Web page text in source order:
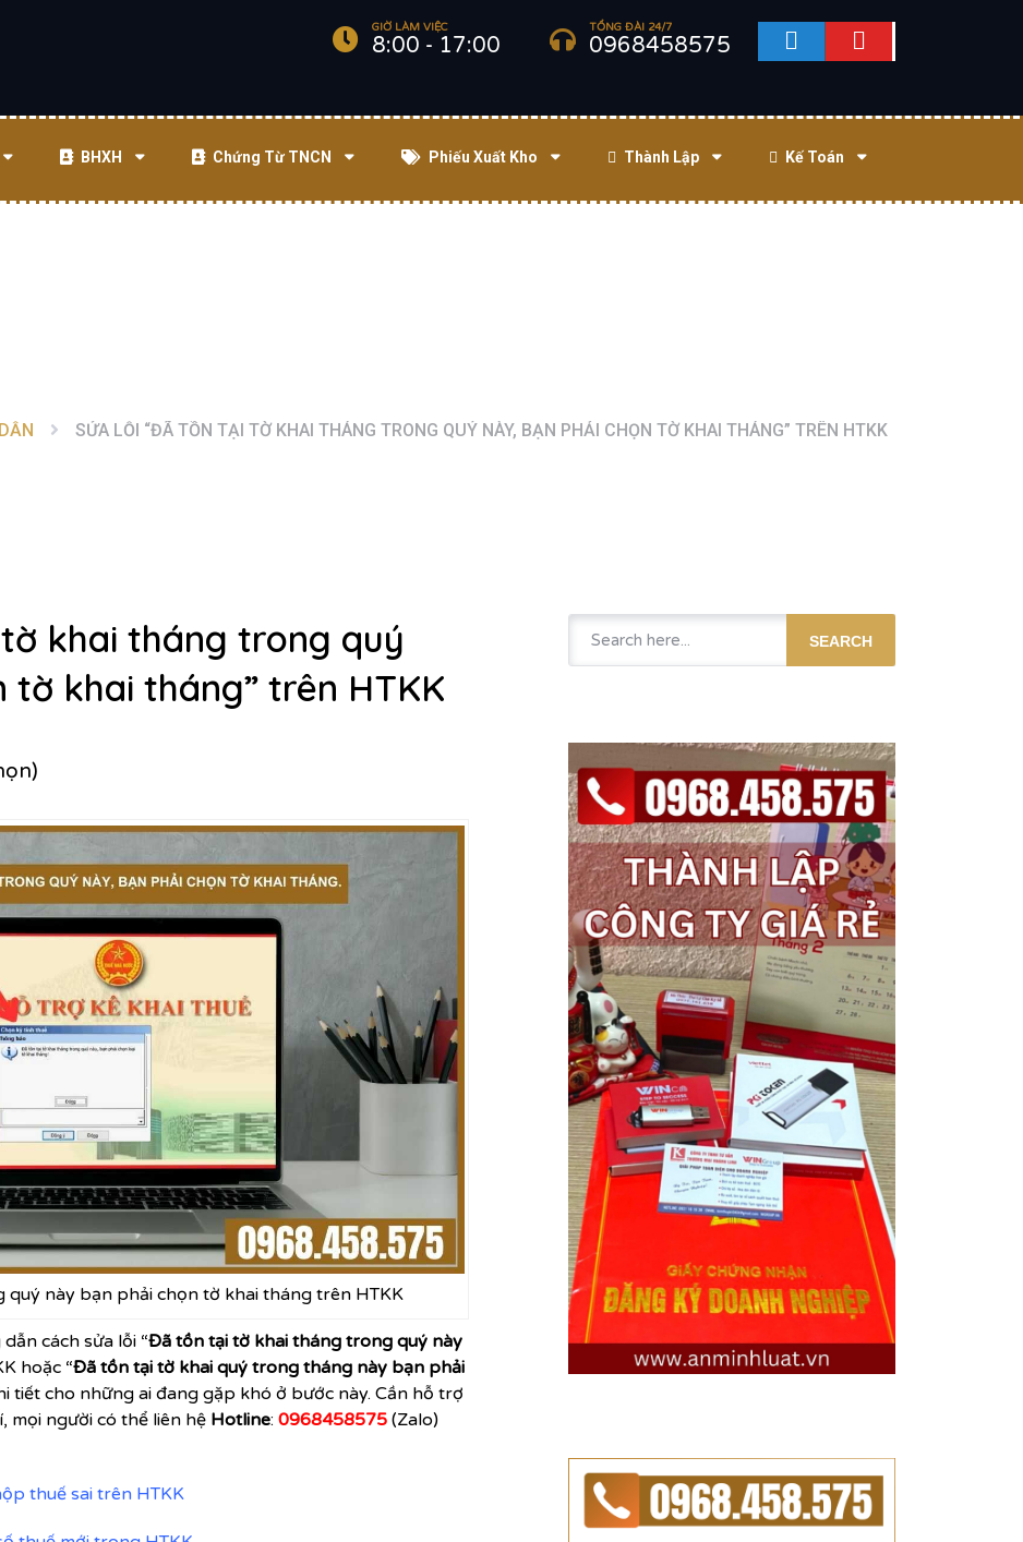
GIỜ LÀM VIỆC
8:00 - 17:00
TỔNG ĐÀI 24/7
0968458575
BHXH Chứng Từ TNCN Phiếu Xuất Kho Thành Lập Kế Toán
SỬA LỖI “ĐÃ TỒN TẠI TỜ KHAI THÁNG TRONG QUÝ NÀY, BẠN PHẢI CHỌN TỜ KHAI THÁNG” TRÊN HTKK
khai tháng trong quý
tờ khai tháng” trên HTKK
này bạn phải chọn tờ khai tháng trên HTKK
cách sửa lỗi “Đã tồn tại tờ khai tháng trong quý này
hoặc “Đã tồn tại tờ khai quý trong tháng này bạn phải
tiết cho những ai đang gặp khó ở bước này. Cần hỗ trợ
mọi người có thể liên hệ Hotline: 0968458575 (Zalo)
thuế sai trên HTKK
SEARCH